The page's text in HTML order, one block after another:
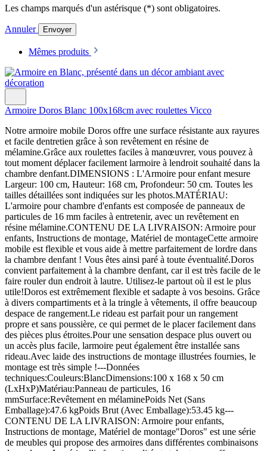
Les champs marqués d'un astérisque (*) sont obligatoires.
Annuler Envoyer
Mêmes produits
Armoire Doros Blanc 100x168cm avec roulettes Vicco
Notre armoire mobile Doros offre une surface résistante aux rayures
et facile dentretien grâce à son revêtement en résine de
mélamine.Grâce aux roulettes faciles à manœuvrer, vous pouvez à
tout moment déplacer facilement larmoire à lendroit souhaité dans la
chambre denfant.DIMENSIONS : L'Armoire pour enfant mesure
Largeur: 100 cm, Hauteur: 168 cm, Profondeur: 50 cm. Toutes les
tailles détaillées sont indiquées sur les photos.MATÉRIAU:
L'armoire pour chambre d'enfants est composée de panneaux de
particules de 16 mm faciles à entretenir, avec un revêtement en
résine mélamine.CONTENU DE LA LIVRAISON: Armoire pour
enfants, Instructions de montage, Matériel de montageCette armoire
mobile est flexible et vous aide à mettre parfaitement de lordre dans
la chambre denfant ! Vous êtes ainsi paré à toute éventualité.Doros
convient parfaitement à la chambre denfant, car il est très facile de le
faire rouler dun endroit à lautre. Utilisez-le partout où il est le plus
utile!Doros est extrêmement flexible et sadapte à vos besoins. Grâce
à divers compartiments et à la tringle à vêtements, il offre beaucoup
despace de rangement.Le rideau est parfait pour un rangement
propre et sans poussière, ce qui permet de le placer facilement dans
des pièces plus étroites.Pour une sensation despace plus ouvert ou
un accès plus facile, larmoire peut également être installée sans
rideau.Avec laide des instructions de montage illustrées fournies, le
montage est très simple !---Données
techniques:Couleurs:BlancDimensions:100 x 168 x 50 cm
(LxHxP)Matériau:Panneau de particules, 16
mmSurface:Revêtement en mélaminePoids Net (Sans
Emballage):47.6 kgPoids Brut (Avec Emballage):53.45 kg---
CONTENU DE LA LIVRAISON: Armoire pour enfants,
Instructions de montage, Matériel de montage"Doros" est une série
de meubles qui propose des armoires dans différentes combinaisons